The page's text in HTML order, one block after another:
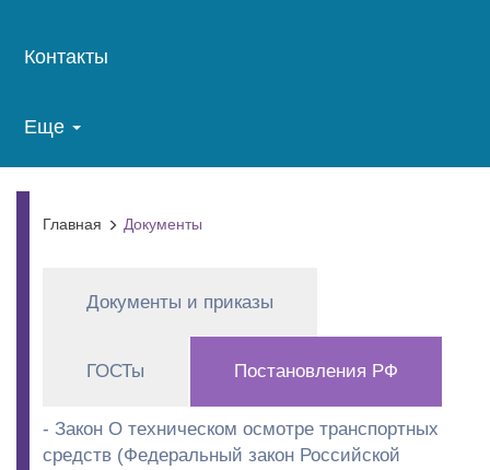
Контакты
Еще
Главная Документы
вкладки
Документы и приказы
ГОСТы Постановления РФ
- Закон О техническом осмотре транспортных
средств (Федеральный закон Российской